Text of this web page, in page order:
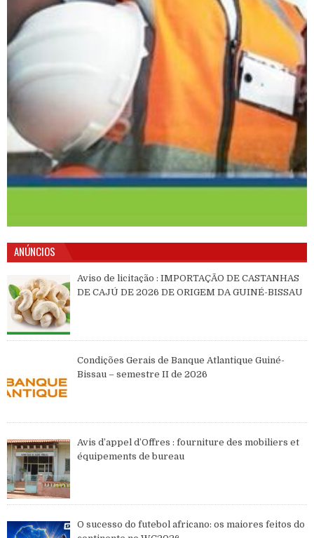
ANÚNCIOS
Aviso de licitação : IMPORTAÇÃO DE CASTANHAS
DE CAJÚ DE 2026 DE ORIGEM DA GUINÉ-BISSAU
Condições Gerais de Banque Atlantique Guiné-
Bissau – semestre II de 2026
Avis d’appel d’Offres : fourniture des mobiliers et
équipements de bureau
O sucesso do futebol africano: os maiores feitos do